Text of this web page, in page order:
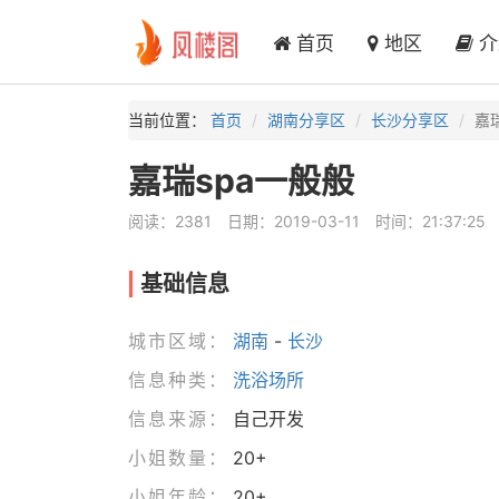
首页 地区 介
当前位置： 首页 湖南分享区 长沙分享区 嘉
嘉瑞spa一般般
阅读：2381 日期：2019-03-11 时间：21:37:25
基础信息
城市区域： 湖南 - 长沙
信息种类：
洗浴场所
信息来源：
自己开发
小姐数量：
20+